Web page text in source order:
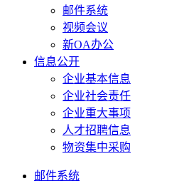
邮件系统
视频会议
新OA办公
信息公开
企业基本信息
企业社会责任
企业重大事项
人才招聘信息
物资集中采购
邮件系统